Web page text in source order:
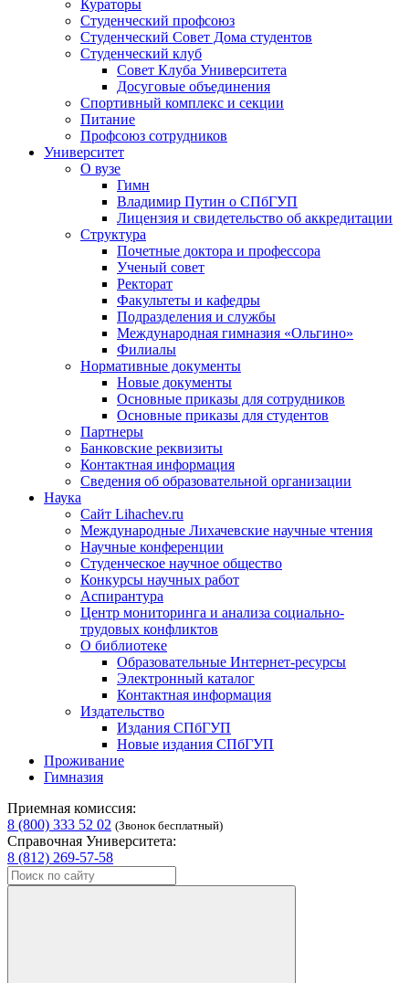
Кураторы
Студенческий профсоюз
Студенческий Совет Дома студентов
Студенческий клуб
Совет Клуба Университета
Досуговые объединения
Спортивный комплекс и секции
Питание
Профсоюз сотрудников
Университет
О вузе
Гимн
Владимир Путин о СПбГУП
Лицензия и свидетельство об аккредитации
Структура
Почетные доктора и профессора
Ученый совет
Ректорат
Факультеты и кафедры
Подразделения и службы
Международная гимназия «Ольгино»
Филиалы
Нормативные документы
Новые документы
Основные приказы для сотрудников
Основные приказы для студентов
Партнеры
Банковские реквизиты
Контактная информация
Сведения об образовательной организации
Наука
Сайт Lihachev.ru
Международные Лихачевские научные чтения
Научные конференции
Студенческое научное общество
Конкурсы научных работ
Аспирантура
Центр мониторинга и анализа социально-
трудовых конфликтов
О библиотеке
Образовательные Интернет-ресурсы
Электронный каталог
Контактная информация
Издательство
Издания СПбГУП
Новые издания СПбГУП
Проживание
Гимназия
Приемная комиссия:
8 (800) 333 52 02 (Звонок бесплатный)
Справочная Университета:
8 (812) 269-57-58